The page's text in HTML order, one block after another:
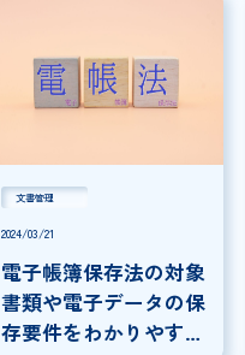
文書管理
2024/03/21
電子帳簿保存法の対象
書類や電子データの保
存要件をわかりやすく